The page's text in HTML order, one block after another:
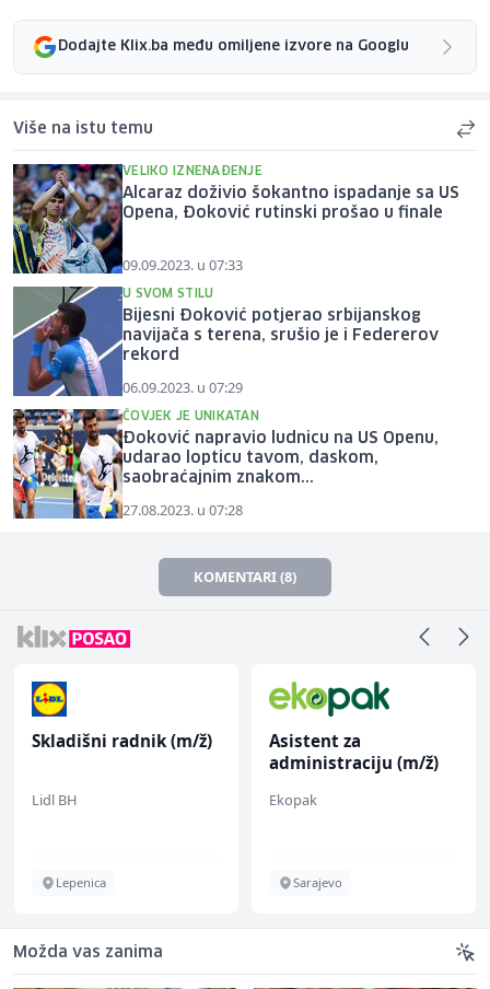
Dodajte Klix.ba među omiljene izvore na Googlu
Više na istu temu
VELIKO IZNENAĐENJE
Alcaraz doživio šokantno ispadanje sa US
Opena, Đoković rutinski prošao u finale
09.09.2023. u 07:33
U SVOM STILU
Bijesni Đoković potjerao srbijanskog
navijača s terena, srušio je i Federerov
rekord
06.09.2023. u 07:29
ČOVJEK JE UNIKATAN
Đoković napravio ludnicu na US Openu,
udarao lopticu tavom, daskom,
saobraćajnim znakom...
27.08.2023. u 07:28
KOMENTARI (8)
Skladišni radnik (m/ž)
Lidl BH
Lepenica
Asistent za
administraciju (m/ž)
Ekopak
Sarajevo
Možda vas zanima